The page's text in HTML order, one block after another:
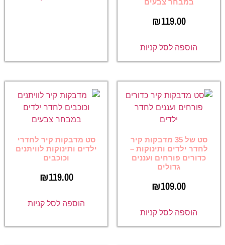
במבחר צבעים
₪119.00
הוספה לסל קניות
סט של 35 מדבקות קיר
לחדר ילדים ותינוקות –
כדורים פורחים ועננים
גדולים
₪109.00
הוספה לסל קניות
סט מדבקות קיר לחדרי
ילדים ותינוקות לוויתנים
וכוכבים
₪119.00
הוספה לסל קניות